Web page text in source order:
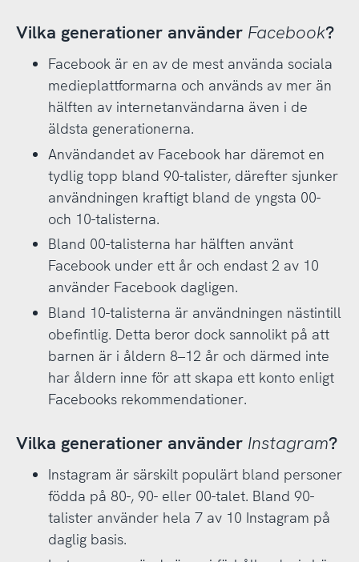
Vilka generationer använder Facebook?
Facebook är en av de mest använda sociala
medieplattformarna och används av mer än
hälften av internetanvändarna även i de
äldsta generationerna.
Användandet av Facebook har däremot en
tydlig topp bland 90-talister, därefter sjunker
användningen kraftigt bland de yngsta 00-
och 10-talisterna.
Bland 00-talisterna har hälften använt
Facebook under ett år och endast 2 av 10
använder Facebook dagligen.
Bland 10-talisterna är användningen nästintill
obefintlig. Detta beror dock sannolikt på att
barnen är i åldern 8–12 år och därmed inte
har åldern inne för att skapa ett konto enligt
Facebooks rekommendationer.
Vilka generationer använder Instagram?
Instagram är särskilt populärt bland personer
födda på 80-, 90- eller 00-talet. Bland 90-
talister använder hela 7 av 10 Instagram på
daglig basis.